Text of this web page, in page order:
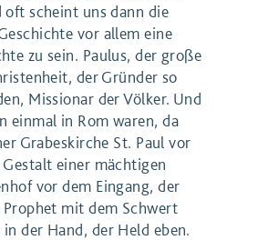
oft scheint uns dann die
vor allem eine
zu sein. Paulus, der große
der Gründer so
Missionar der Völker. Und
einmal in Rom waren, da
Grabeskirche St. Paul vor
einer mächtigen
vor dem Eingang, der
mit dem Schwert
der Hand, der Held eben.